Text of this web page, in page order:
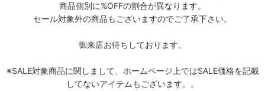
商品個別に%OFFの割合が異なります。
セール対象外の商品もございますのでご了承下さい。
御来店お待ちしております。
※SALE対象商品に関しまして、ホームページ上ではSALE価格を記載
してないアイテムもございます。。